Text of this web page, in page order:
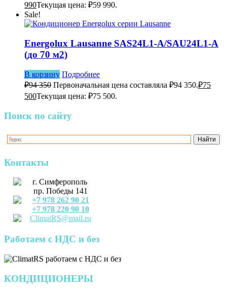
990Текущая цена: ₽59 990.
Sale!
Energolux Lausanne SAS24L1-A/SAU24L1-A
(до 70 м2)
В корзину Подробнее
₽94 350 Первоначальная цена составляла ₽94 350.₽75
500Текущая цена: ₽75 500.
Поиск по сайту
Контакты
г. Симферополь
пр. Победы 141
+7 978 262 90 21
+7 978 220 90 10
ClimatRS@mail.ru
Работаем с НДС и без
КОНДИЦИОНЕРЫ